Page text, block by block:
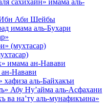
сахихайн» имама аль-
Ибн Аби Шейбы
имама аль-Бухари
(мухтасар)
имама ан-Навави
Навави
аль-Байхакъи
Абу Ну’айма аль-Асфахани
ва на’ту аль-мунафикъина»